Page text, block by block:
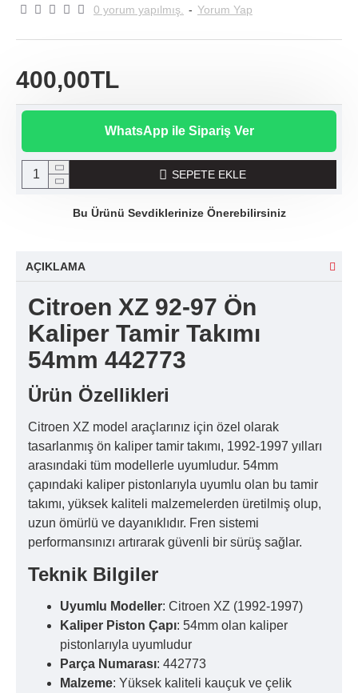
0 yorum yapılmış. - Yorum Yap
400,00TL
WhatsApp ile Sipariş Ver
SEPETE EKLE
Bu Ürünü Sevdiklerinize Önerebilirsiniz
AÇIKLAMA
Citroen XZ 92-97 Ön
Kaliper Tamir Takımı
54mm 442773
Ürün Özellikleri
Citroen XZ model araçlarınız için özel olarak
tasarlanmış ön kaliper tamir takımı, 1992-1997 yılları
arasındaki tüm modellerle uyumludur. 54mm
çapındaki kaliper pistonlarıyla uyumlu olan bu tamir
takımı, yüksek kaliteli malzemelerden üretilmiş olup,
uzun ömürlü ve dayanıklıdır. Fren sistemi
performansınızı artırarak güvenli bir sürüş sağlar.
Teknik Bilgiler
Uyumlu Modeller: Citroen XZ (1992-1997)
Kaliper Piston Çapı: 54mm olan kaliper
pistonlarıyla uyumludur
Parça Numarası: 442773
Malzeme: Yüksek kaliteli kauçuk ve çelik